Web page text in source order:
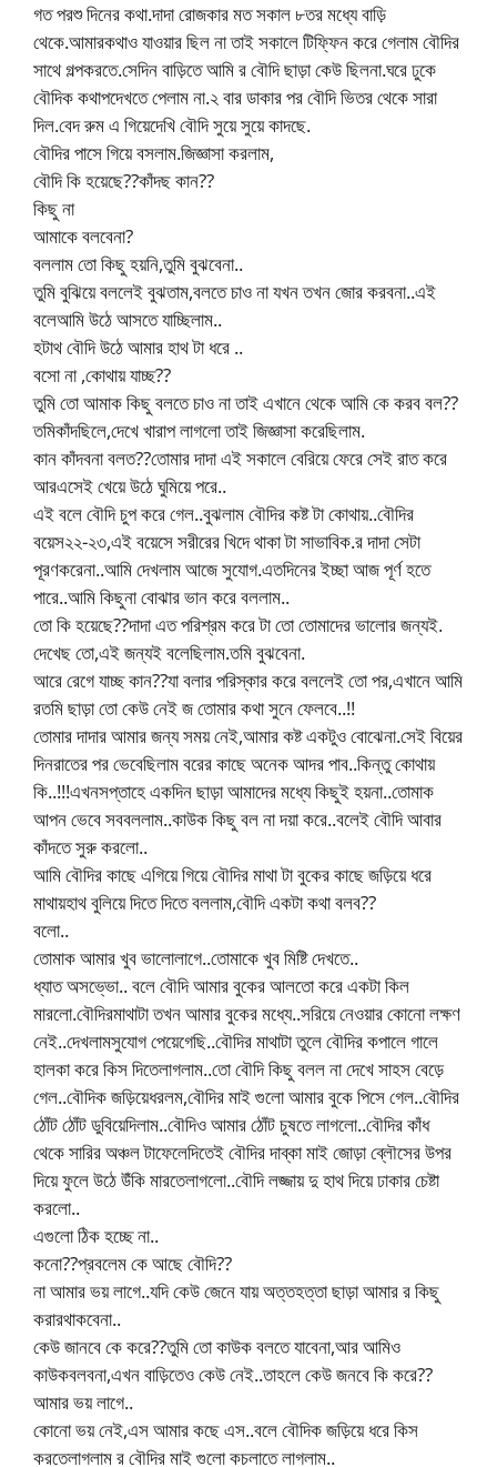
গত পরশু দিনের কথা.দাদা রোজকার মত সকাল ৮তর মধ্যে বাড়ি
থেকে.আমারকথাও যাওয়ার ছিল না তাই সকালে টিফ্ফিন করে গেলাম বৌদির
সাথে গল্পকরতে.সেদিন বাড়িতে আমি র বৌদি ছাড়া কেউ ছিলনা.ঘরে ঢুকে
বৌদিক কথাপদেখতে পেলাম না.২ বার ডাকার পর বৌদি ভিতর থেকে সারা
দিল.বেদ রুম এ গিয়েদেখি বৌদি সুয়ে সুয়ে কাদছে.
বৌদির পাসে গিয়ে বসলাম.জিজ্ঞাসা করলাম,
বৌদি কি হয়েছে??কাঁদছ কান??
কিছু না
আমাকে বলবেনা?
বললাম তো কিছু হয়নি,তুমি বুঝবেনা..
তুমি বুঝিয়ে বললেই বুঝতাম,বলতে চাও না যখন তখন জোর করবনা..এই
বলেআমি উঠে আসতে যাচ্ছিলাম..
হটাথ বৌদি উঠে আমার হাথ টা ধরে ..
বসো না ,কোথায় যাচ্ছ??
তুমি তো আমাক কিছু বলতে চাও না তাই এখানে থেকে আমি কে করব বল??
তমিকাঁদছিলে,দেখে খারাপ লাগলো তাই জিজ্ঞাসা করেছিলাম.
কান কাঁদবনা বলত??তোমার দাদা এই সকালে বেরিয়ে ফেরে সেই রাত করে
আরএসেই খেয়ে উঠে ঘুমিয়ে পরে..
এই বলে বৌদি চুপ করে গেল..বুঝলাম বৌদির কষ্ট টা কোথায়..বৌদির
বয়েস২২-২৩,এই বয়েসে সরীরের খিদে থাকা টা সাভাবিক.র দাদা সেটা
পূরণকরেনা..আমি দেখলাম আজে সুযোগ.এতদিনের ইচ্ছা আজ পূর্ণ হতে
পারে..আমি কিছুনা বোঝার ভান করে বললাম..
তো কি হয়েছে??দাদা এত পরিশ্রম করে টা তো তোমাদের ভালোর জন্যই.
দেখেছ তো,এই জন্যই বলেছিলাম.তমি বুঝবেনা.
আরে রেগে যাচ্ছ কান??যা বলার পরিস্কার করে বললেই তো পর,এখানে আমি
রতমি ছাড়া তো কেউ নেই জ তোমার কথা সুনে ফেলবে..!!
তোমার দাদার আমার জন্য সময় নেই,আমার কষ্ট একটুও বোঝেনা.সেই বিয়ের
দিনরাতের পর ভেবেছিলাম বরের কাছে অনেক আদর পাব..কিন্তু কোথায়
কি..!!!এখনসপ্তাহে একদিন ছাড়া আমাদের মধ্যে কিছুই হয়না..তোমাক
আপন ভেবে সববললাম..কাউক কিছু বল না দয়া করে..বলেই বৌদি আবার
কাঁদতে সুরু করলো..
আমি বৌদির কাছে এগিয়ে গিয়ে বৌদির মাথা টা বুকের কাছে জড়িয়ে ধরে
মাথায়হাথ বুলিয়ে দিতে দিতে বললাম,বৌদি একটা কথা বলব??
বলো..
তোমাক আমার খুব ভালোলাগে..তোমাকে খুব মিষ্টি দেখতে..
ধ্যাত অসভ্ভো.. বলে বৌদি আমার বুকের আলতো করে একটা কিল
মারলো.বৌদিরমাথাটা তখন আমার বুকের মধ্যে..সরিয়ে নেওয়ার কোনো লক্ষণ
নেই..দেখলামসুযোগ পেয়েগেছি..বৌদির মাথাটা তুলে বৌদির কপালে গালে
হালকা করে কিস দিতেলাগলাম..তো বৌদি কিছু বলল না দেখে সাহস বেড়ে
গেল..বৌদিক জড়িয়েধরলম,বৌদির মাই গুলো আমার বুকে পিসে গেল..বৌদির
ঠোঁট ঠোঁট ডুবিয়েদিলাম..বৌদিও আমার ঠোঁট চুষতে লাগলো..বৌদির কাঁধ
থেকে সারির অঞ্চল টাফেলেদিতেই বৌদির দাব্কা মাই জোড়া ব্লৌসের উপর
দিয়ে ফুলে উঠে উঁকি মারতেলাগলো..বৌদি লজ্জায় দু হাথ দিয়ে ঢাকার চেষ্টা
করলো..
এগুলো ঠিক হচ্ছে না..
কনো??প্রবলেম কে আছে বৌদি??
না আমার ভয় লাগে..যদি কেউ জেনে যায় অত্তহত্তা ছাড়া আমার র কিছু
করারথাকবেনা..
কেউ জানবে কে করে??তুমি তো কাউক বলতে যাবেনা,আর আমিও
কাউকবলবনা,এখন বাড়িতেও কেউ নেই..তাহলে কেউ জনবে কি করে??
আমার ভয় লাগে..
কোনো ভয় নেই,এস আমার কছে এস..বলে বৌদিক জড়িয়ে ধরে কিস
করতেলাগলাম র বৌদির মাই গুলো কচলাতে লাগলাম..